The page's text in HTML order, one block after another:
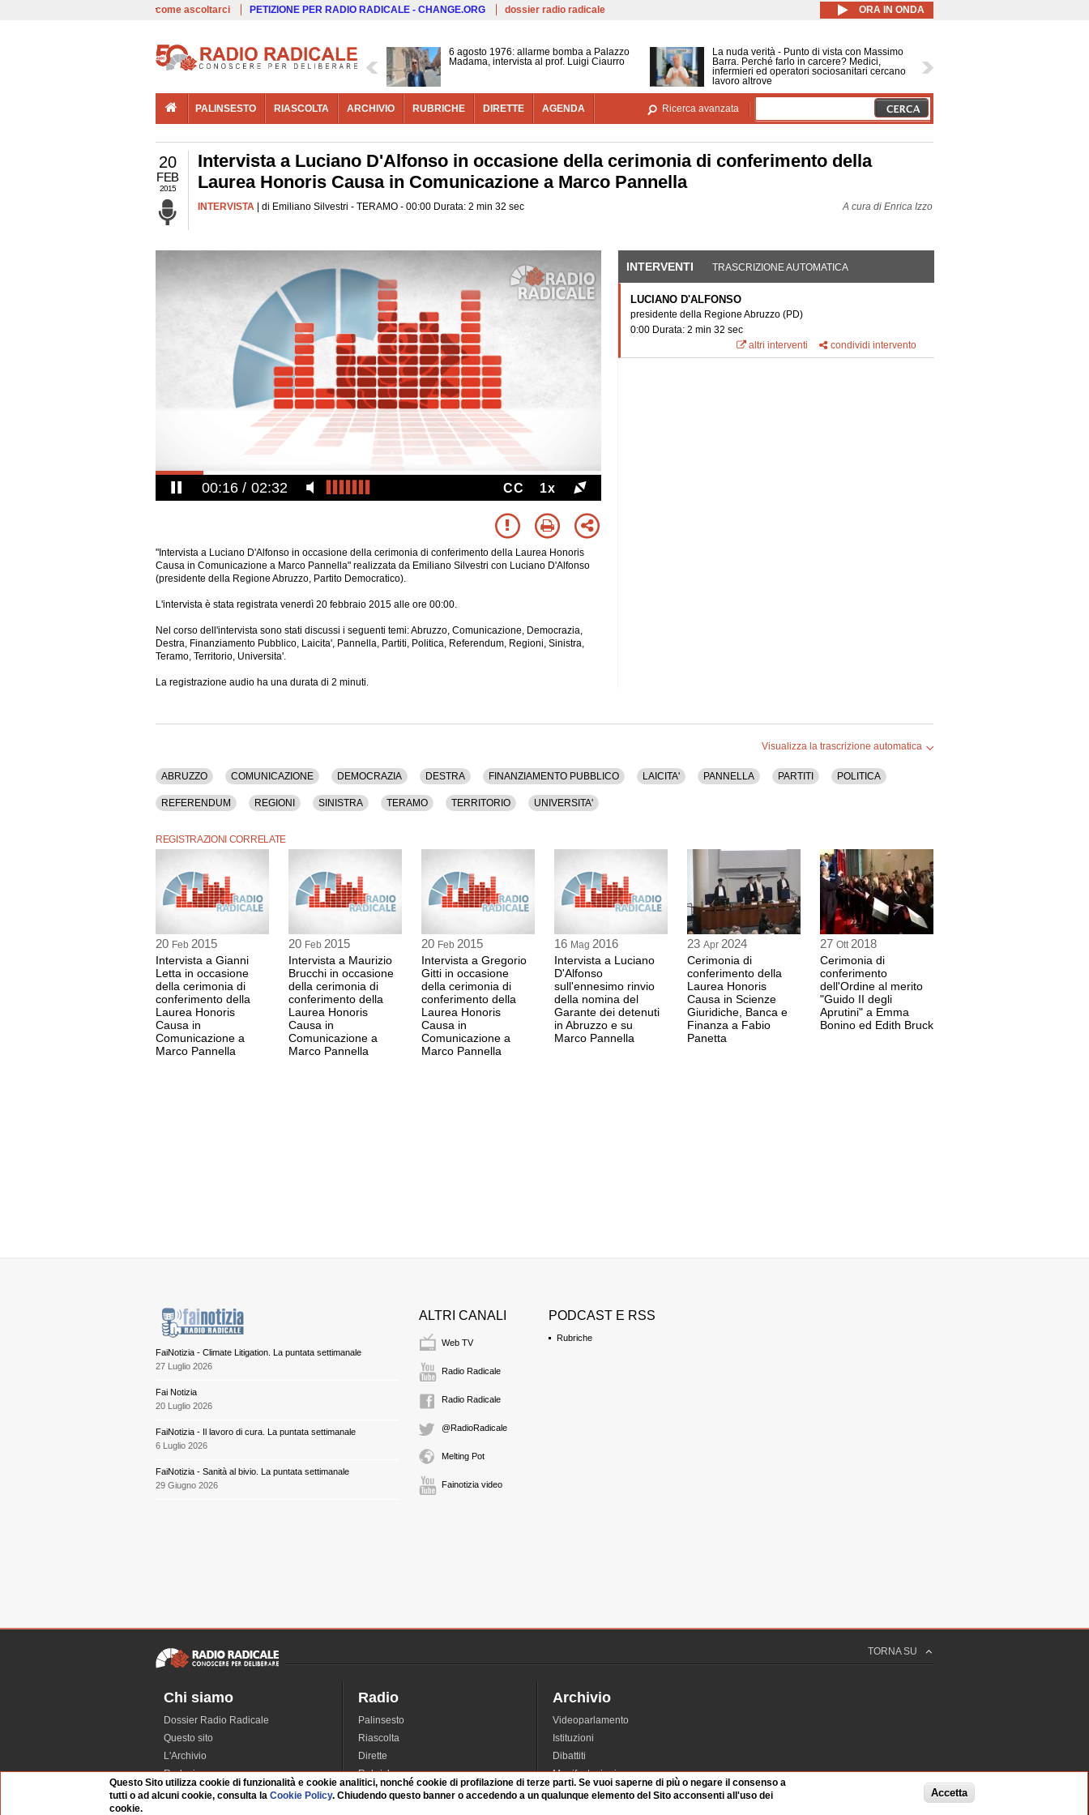
Salta al contenuto principale
come ascoltarci PETIZIONE PER RADIO RADICALE - CHANGE.ORG dossier radio radicale ORA IN ONDA
6 agosto 1976: allarme bomba a Palazzo
Madama, intervista al prof. Luigi Ciaurro
La nuda verità - Punto di vista con Massimo
Barra. Perché farlo in carcere? Medici,
infermieri ed operatori sociosanitari cercano
lavoro altrove
PALINSESTO RIASCOLTA ARCHIVIO RUBRICHE DIRETTE AGENDA Ricerca avanzata
20
FEB
2015
Intervista a Luciano D'Alfonso in occasione della cerimonia di conferimento della
Laurea Honoris Causa in Comunicazione a Marco Pannella
INTERVISTA | di Emiliano Silvestri - TERAMO - 00:00 Durata: 2 min 32 sec A cura di Enrica Izzo
00:17 02:32 CC 1x
"Intervista a Luciano D'Alfonso in occasione della cerimonia di conferimento della Laurea Honoris
Causa in Comunicazione a Marco Pannella" realizzata da Emiliano Silvestri con Luciano D'Alfonso
(presidente della Regione Abruzzo, Partito Democratico).
L'intervista è stata registrata venerdì 20 febbraio 2015 alle ore 00:00.
Nel corso dell'intervista sono stati discussi i seguenti temi: Abruzzo, Comunicazione, Democrazia,
Destra, Finanziamento Pubblico, Laicita', Pannella, Partiti, Politica, Referendum, Regioni, Sinistra,
Teramo, Territorio, Universita'.
La registrazione audio ha una durata di 2 minuti.
INTERVENTI (SCHEDA ATTIVA)
TRASCRIZIONE AUTOMATICA
LUCIANO D'ALFONSO
presidente della Regione Abruzzo (PD)
0:00 Durata: 2 min 32 sec
altri interventi
condividi intervento
Visualizza la trascrizione automatica
ABRUZZO COMUNICAZIONE DEMOCRAZIA DESTRA FINANZIAMENTO PUBBLICO LAICITA' PANNELLA PARTITI POLITICA
REFERENDUM REGIONI SINISTRA TERAMO TERRITORIO UNIVERSITA'
REGISTRAZIONI CORRELATE
20 Feb 2015
Intervista a Gianni
Letta in occasione
della cerimonia di
conferimento della
Laurea Honoris
Causa in
Comunicazione a
Marco Pannella
20 Feb 2015
Intervista a Maurizio
Brucchi in occasione
della cerimonia di
conferimento della
Laurea Honoris
Causa in
Comunicazione a
Marco Pannella
20 Feb 2015
Intervista a Gregorio
Gitti in occasione
della cerimonia di
conferimento della
Laurea Honoris
Causa in
Comunicazione a
Marco Pannella
16 Mag 2016
Intervista a Luciano
D'Alfonso
sull'ennesimo rinvio
della nomina del
Garante dei detenuti
in Abruzzo e su
Marco Pannella
23 Apr 2024
Cerimonia di
conferimento della
Laurea Honoris
Causa in Scienze
Giuridiche, Banca e
Finanza a Fabio
Panetta
27 Ott 2018
Cerimonia di
conferimento
dell'Ordine al merito
"Guido II degli
Aprutini" a Emma
Bonino ed Edith Bruck
FaiNotizia - Climate Litigation. La puntata settimanale
27 Luglio 2026
Fai Notizia
20 Luglio 2026
FaiNotizia - Il lavoro di cura. La puntata settimanale
6 Luglio 2026
FaiNotizia - Sanità al bivio. La puntata settimanale
29 Giugno 2026
ALTRI CANALI
Web TV
Radio Radicale
Radio Radicale
@RadioRadicale
Melting Pot
Fainotizia video
PODCAST E RSS
Rubriche
TORNA SU
Chi siamo
Dossier Radio Radicale
Questo sito
L'Archivio
Redazione
La musica da Requiem
Radio
Palinsesto
Riascolta
Dirette
Rubriche
Interviste
Archivio
Videoparlamento
Istituzioni
Dibattiti
Manifestazioni
Radicali
Questo Sito utilizza cookie di funzionalità e cookie analitici, nonché cookie di profilazione di terze parti. Se vuoi saperne di più o negare il consenso a
tutti o ad alcuni cookie, consulta laCookie Policy. Chiudendo questo banner o accedendo a un qualunque elemento del Sito acconsenti all'uso dei
cookie.
Accetta